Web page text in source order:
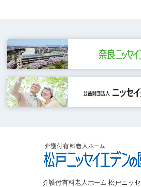
介護付有料老人ホーム 松戸ニッ